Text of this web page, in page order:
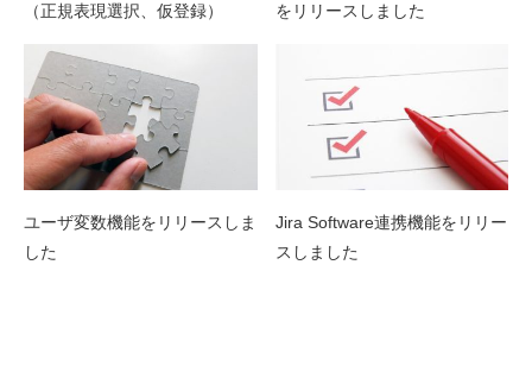
（正規表現選択、仮登録）
をリリースしました
ユーザ変数機能をリリースしま
した
Jira Software連携機能をリリー
スしました